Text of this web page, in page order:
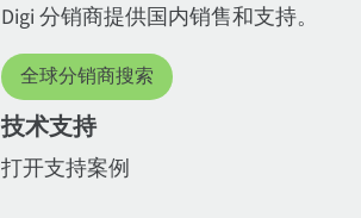
Digi 分销商提供国内销售和支持。
全球分销商搜索
技术支持
打开支持案例